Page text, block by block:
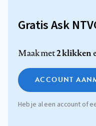
Gratis Ask
Maak met2 klikken
ACCOUNT
Heb je al een account of